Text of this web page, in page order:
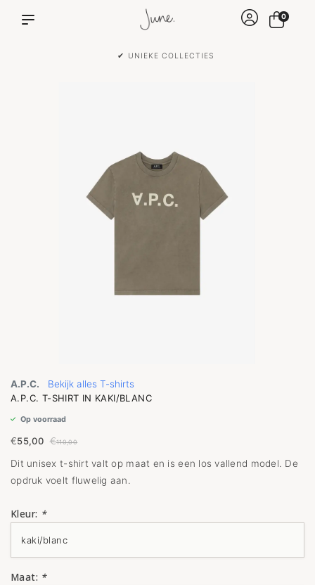
✔ UNIEKE COLLECTIES
0
A.P.C.
Bekijk alles T-shirts
A.P.C. T-SHIRT IN KAKI/BLANC
Op voorraad
€55,00 €110,00
Dit unisex t-shirt valt op maat en is een los vallend model. De
opdruk voelt fluwelig aan.
Kleur: *
Maat: *